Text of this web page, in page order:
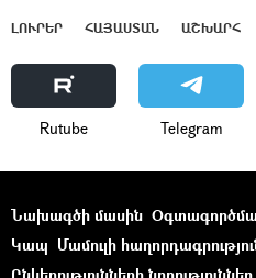
ԼՈՒՐԵՐ ՀԱՅԱՍՏԱՆ ԱՇԽԱՐՀ
Rutube Telegram
Նախագծի մասին
Կապ Մամուլի